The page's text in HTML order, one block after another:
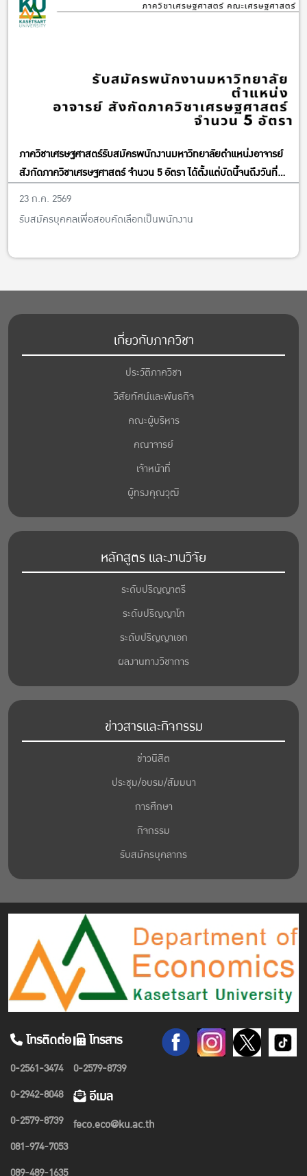
ภาควิชาเศรษฐศาสตร์รับสมัครพนักงานมหาวิทยาลัยตำแหน่งอาจารย์
สังกัดภาควิชาเศรษฐศาสตร์ จำนวน 5 อัตรา ได้ตั้งแต่บัดนี้จนถึงวันที่
13 พฤศจิกายน พ.ศ. 2569
23 ก.ค. 2569
รับสมัครบุคคลเพื่อสอบคัดเลือกเป็นพนักงาน
เกี่ยวกับภาควิชา
ประวัติภาควิชา
วิสัยทัศน์และพันธกิจ
คณะผู้บริหาร
คณาจารย์
เจ้าหน้าที่
ผู้ทรงคุณวุฒิ
หลักสูตร และงานวิจัย
ระดับปริญญาตรี
ระดับปริญญาโท
ระดับปริญญาเอก
ผลงานทางวิชาการ
ข่าวสารและกิจกรรม
ข่าวนิสิต
ประชุม/อบรม/สัมมนา
การศึกษา
กิจกรรม
รับสมัครบุคลากร
โทรติดต่อ
0-2561-3474
0-2942-8048
0-2579-8739
081-974-7053
โทรสาร
0-2579-8739
อีเมล
feco.eco@ku.ac.th